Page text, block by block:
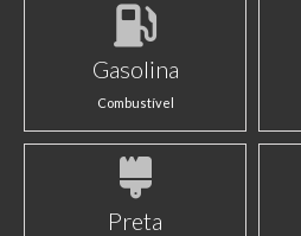
Gasolina
Combustível
Preta